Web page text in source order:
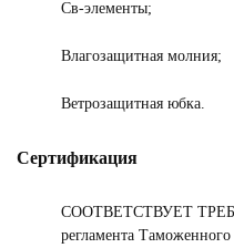
Св-элементы;
Влагозащитная молния;
Ветрозащитная юбка.
Сертификация
СООТВЕТСТВУЕТ
регламента